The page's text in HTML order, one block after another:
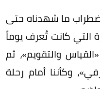
ما شهدناه حتى
التي كانت تُعرف يوماً
والتقويم»، ثم
وكأننا أمام رحلة